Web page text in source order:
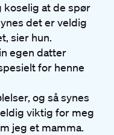
koselig at de spør
det er veldig
sier hun.
egen datter
for henne
og så synes
viktig for meg
jeg et mamma.